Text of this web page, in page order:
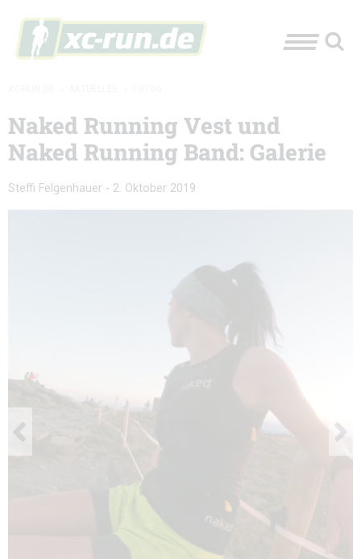
Naked Running Vest und
Naked Running Band: Galerie
Steffi Felgenhauer - 2. Oktober 2019